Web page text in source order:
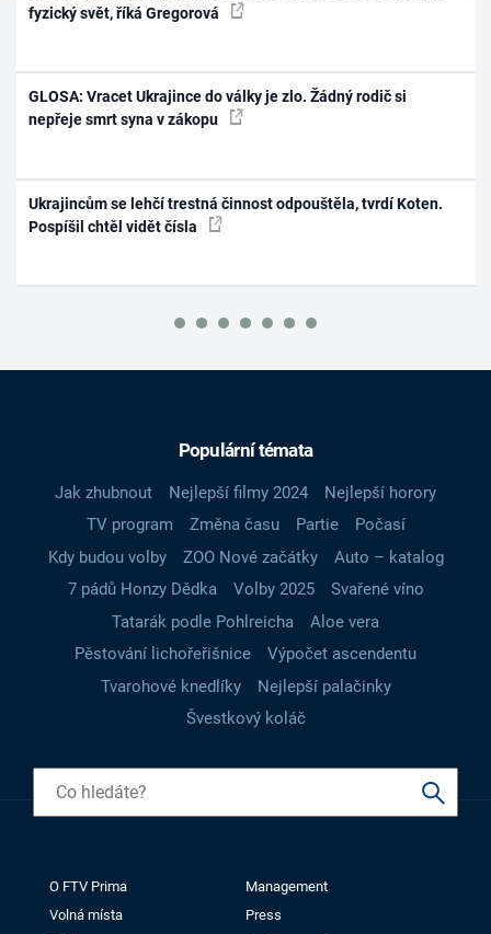
fyzický svět, říká Gregorová
GLOSA: Vracet Ukrajince do války je zlo. Žádný rodič si
nepřeje smrt syna v zákopu
Ukrajincům se lehčí trestná činnost odpouštěla, tvrdí Koten.
Pospíšil chtěl vidět čísla
Populární témata
Jak zhubnout Nejlepší filmy 2024
Nejlepší horory
TV program
Změna času Partie
Počasí
Kdy budou volby
ZOO Nové začátky
Auto – katalog
7 pádů Honzy Dědka
Volby 2025
Svařené víno
Tatarák podle Pohlreicha
Aloe vera
Pěstování lichořeřišnice
Výpočet ascendentu
Tvarohové knedlíky
Nejlepší palačinky
Švestkový koláč
O FTV Prima
Management
Volná místa
Press